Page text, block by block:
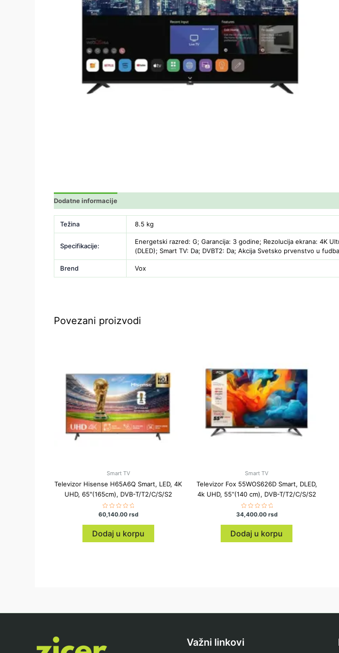
Dodatne informacije
Težina 8.5 kg
Specifikacije:
Energetski razred: G; Garancija: 3 godine; Rezolucija ekrana: 4K
(DLED); Smart TV: Da; DVBT2: Da; Akcija Svetsko prvenstvo u
Brend Vox
Povezani proizvodi
Smart TV
Televizor Hisense H65A6Q Smart, LED, 4K
UHD, 65″(165cm), DVB-T/T2/C/S/S2
Ocenjeno
sa
0
od
5
60,140.00 rsd
Dodaj u korpu
Smart TV
Televizor Fox 55WOS626D Smart, DLED,
4k UHD, 55“(140 cm), DVB-T/T2/C/S/S2
Ocenjeno
sa
0
od
5
34,400.00 rsd
Dodaj u korpu
Važni linkovi